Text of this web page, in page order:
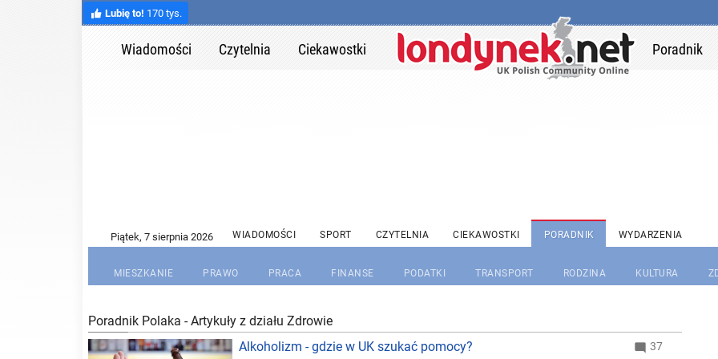
Lubię to! 170 tys.
Wiadomości Czytelnia Ciekawostki Poradnik
WIADOMOŚCI SPORT CZYTELNIA CIEKAWOSTKI PORADNIK WYDARZENIA
MIESZKANIE PRAWO PRACA FINANSE PODATKI TRANSPORT RODZINA KULTURA
Poradnik Polaka - Artykuły z działu Zdrowie
Alkoholizm - gdzie w UK szukać pomocy?
37